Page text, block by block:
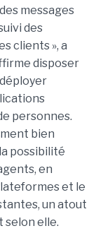
messages
des
clients », a
disposer
personnes.
bien
possibilité
en
et le
un atout
selon elle.